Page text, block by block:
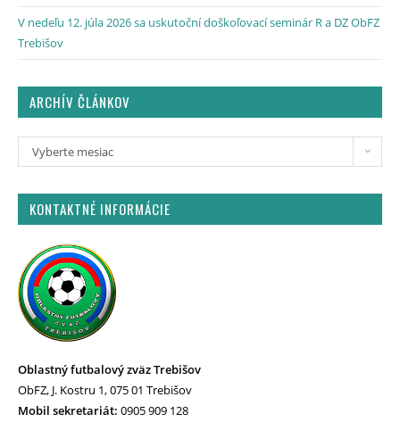
V nedeľu 12. júla 2026 sa uskutoční doškoľovací seminár R a DZ ObFZ
Trebišov
ARCHÍV ČLÁNKOV
Vyberte mesiac
KONTAKTNÉ INFORMÁCIE
Oblastný futbalový zväz Trebišov
ObFZ, J. Kostru 1, 075 01 Trebišov
Mobil sekretariát: 0905 909 128